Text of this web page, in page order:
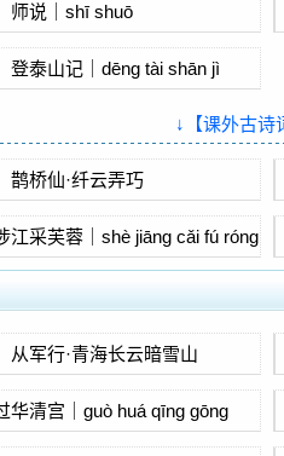
师说｜shī shuō
登泰山记｜dēng tài shān jì
↓【课外古诗
鹊桥仙·纤云弄巧
江采芙蓉｜shè jiāng cǎi fú róng
从军行·青海长云暗雪山
华清宫｜guò huá qīng gōng